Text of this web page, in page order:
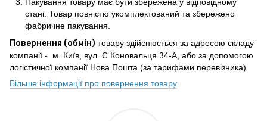
Пакування товару має бути збережена у відповідному
стані. Товар повністю укомплектований та збережено
фабричне пакування.
Повернення (обмін) товару здійснюється за адресою складу
компанії - м. Київ, вул. Є.Коновальця 34-А, або за допомогою
логістичної компанії Нова Пошта (за тарифами перевізника).
Більше інформації про повернення товару